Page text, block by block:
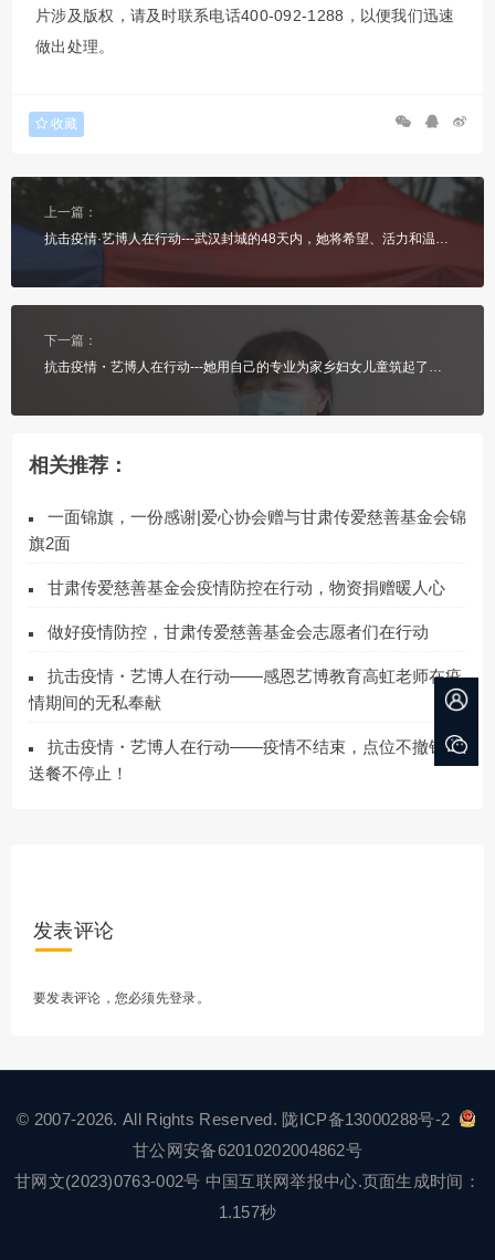
片涉及版权，请及时联系电话400-092-1288，以便我们迅速
做出处理。
收藏
上一篇：
下一篇：
相关推荐：
一面锦旗，一份感谢|爱心协会赠与甘肃传爱慈善基金会锦
旗2面
甘肃传爱慈善基金会疫情防控在行动，物资捐赠暖人心
做好疫情防控，甘肃传爱慈善基金会志愿者们在行动
抗击疫情・艺博人在行动――感恩艺博教育高虹老师在疫
情期间的无私奉献
抗击疫情・艺博人在行动――疫情不结束，点位不撤销，
送餐不停止！
发表评论
要发表评论，您必须先登录 。
© 2007-2026. All Rights Reserved. 陇ICP备13000288号-2
甘公网安备62010202004862号
甘网文(2023)0763-002号 中国互联网举报中心.页面生成时间：
1.157秒